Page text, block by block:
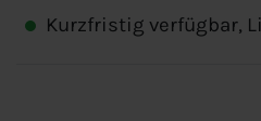
Kurzfristig verfügbar,